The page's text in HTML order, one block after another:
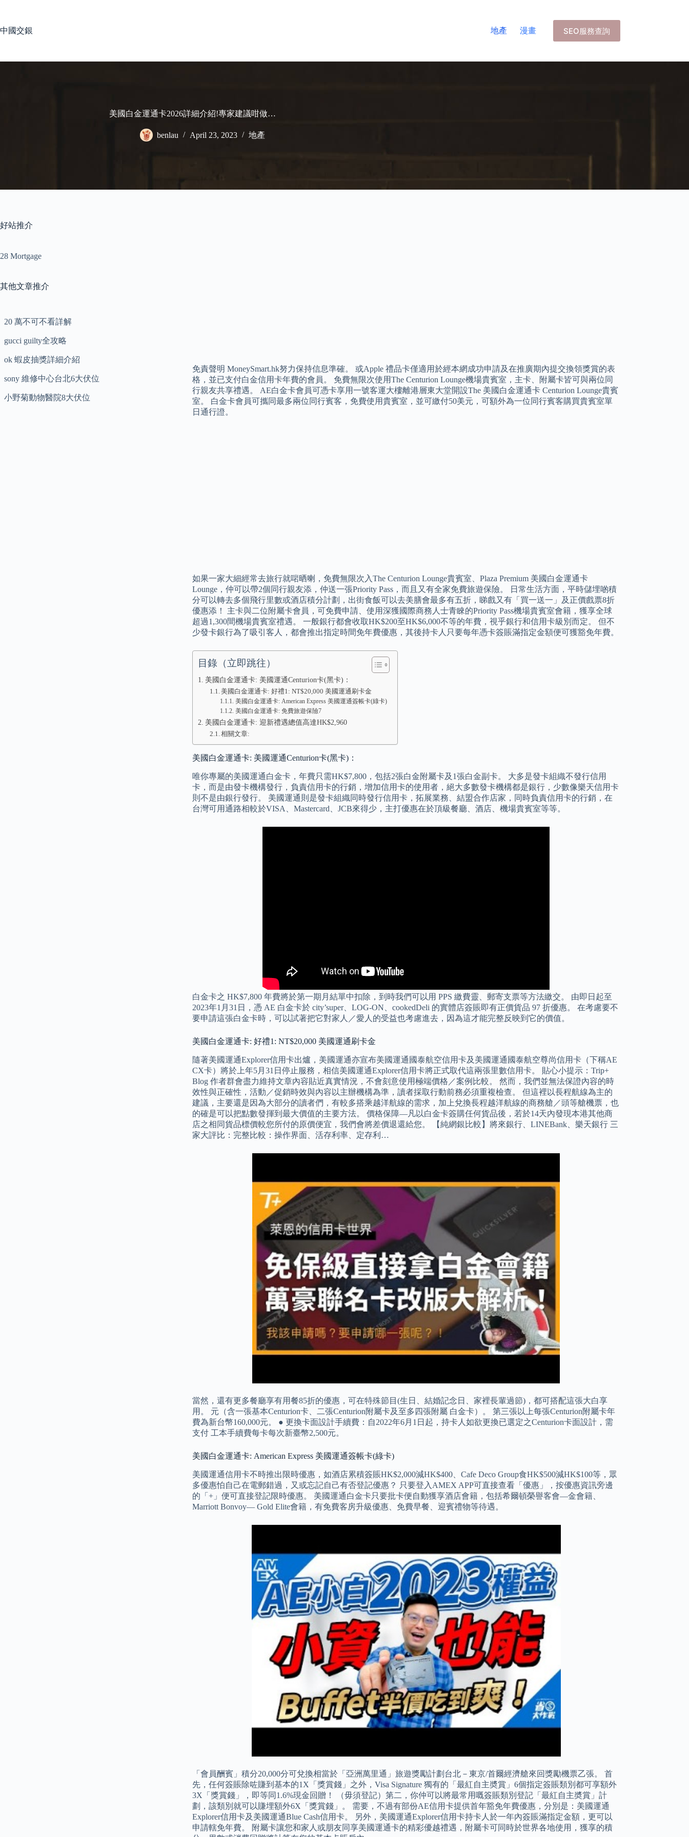
中國交銀
地產 漫畫 SEO服務查詢
美國白金運通卡2026詳細介紹!專家建議咁做…
benlau April 23, 2023 地產
免責聲明 MoneySmart.hk努力保持信息準確。 或Apple 禮品卡僅適用於經本網成功申請及在推廣期內提交換領獎賞的表
格，並已支付白金信用卡年費的會員。 免費無限次使用The Centurion Lounge機場貴賓室，主卡、附屬卡皆可與兩位同
行親友共享禮遇。 AE白金卡會員可憑卡享用一號客運大樓離港層東大堂開設The 美國白金運通卡 Centurion Lounge貴賓
室。 白金卡會員可攜同最多兩位同行賓客，免費使用貴賓室，並可繳付50美元，可額外為一位同行賓客購買貴賓室單
日通行證。
如果一家大細經常去旅行就啱晒喇，免費無限次入The Centurion Lounge貴賓室、Plaza Premium 美國白金運通卡
Lounge，仲可以帶2個同行親友添，仲送一張Priority Pass，而且又有全家免費旅遊保險。 日常生活方面，平時儲埋啲積
分可以轉去多個飛行里數或酒店積分計劃，出街食飯可以去美膳會最多有五折，睇戲又有「買一送一」及正價戲票8折
優惠添！ 主卡與二位附屬卡會員，可免費申請、使用深獲國際商務人士青睞的Priority Pass機場貴賓室會籍，獲享全球
超過1,300間機場貴賓室禮遇。 一般銀行都會收取HK$200至HK$6,000不等的年費，視乎銀行和信用卡級別而定。 但不
少發卡銀行為了吸引客人，都會推出指定時間免年費優惠，其後持卡人只要每年憑卡簽賬滿指定金額便可獲豁免年費。
目錄（立即跳往）
美國白金運通卡: 美國運通Centurion卡(黑卡)：
美國白金運通卡: 好禮1: NT$20,000 美國運通刷卡金
美國白金運通卡: American Express 美國運通簽帳卡(綠卡)
美國白金運通卡: 免費旅遊保險7
美國白金運通卡: 迎新禮遇總值高達HK$2,960
相關文章:
美國白金運通卡: 美國運通Centurion卡(黑卡)：
唯你專屬的美國運通白金卡，年費只需HK$7,800，包括2張白金附屬卡及1張白金副卡。 大多是發卡組織不發行信用
卡，而是由發卡機構發行，負責信用卡的行銷，增加信用卡的使用者，絕大多數發卡機構都是銀行，少數像樂天信用卡
則不是由銀行發行。 美國運通則是發卡組織同時發行信用卡，拓展業務、結盟合作店家，同時負責信用卡的行銷，在
台灣可用通路相較於VISA、Mastercard、JCB來得少，主打優惠在於頂級餐廳、酒店、機場貴賓室等等。
白金卡之 HK$7,800 年費將於第一期月結單中扣除，到時我們可以用 PPS 繳費靈、郵寄支票等方法繳交。 由即日起至
2023年1月31日，憑 AE 白金卡於 city’super、LOG-ON、cookedDeli 的實體店簽賬即有正價貨品 97 折優惠。 在考慮要不
要申請這張白金卡時，可以試著把它對家人／愛人的受益也考慮進去，因為這才能完整反映到它的價值。
美國白金運通卡: 好禮1: NT$20,000 美國運通刷卡金
隨著美國運通Explorer信用卡出爐，美國運通亦宣布美國運通國泰航空信用卡及美國運通國泰航空尊尚信用卡（下稱AE
CX卡）將於上年5月31日停止服務，相信美國運通Explorer信用卡將正式取代這兩張里數信用卡。 貼心小提示：Trip+
Blog 作者群會盡力維持文章內容貼近真實情況，不會刻意使用極端價格／案例比較。 然而，我們並無法保證內容的時
效性與正確性，活動／促銷時效與內容以主辦機構為準，讀者採取行動前務必須重複檢查。 但這裡以長程航線為主的
建議，主要還是因為大部分的讀者們，有較多搭乘越洋航線的需求，加上兌換長程越洋航線的商務艙／頭等艙機票，也
的確是可以把點數發揮到最大價值的主要方法。 價格保障—凡以白金卡簽購任何貨品後，若於14天內發現本港其他商
店之相同貨品標價較您所付的原價便宜，我們會將差價退還給您。 【純網銀比較】將來銀行、LINEBank、樂天銀行 三
家大評比：完整比較：操作界面、活存利率、定存利…
當然，還有更多餐廳享有用餐85折的優惠，可在特殊節目(生日、結婚記念日、家裡長輩過節)，都可搭配這張大白享
用。 元（含一張基本Centurion卡、二張Centurion附屬卡及至多四張附屬 白金卡）。 第三張以上每張Centurion附屬卡年
費為新台幣160,000元。 ● 更換卡面設計手續費：自2022年6月1日起，持卡人如欲更換已選定之Centurion卡面設計，需
支付 工本手續費每卡每次新臺幣2,500元。
美國白金運通卡: American Express 美國運通簽帳卡(綠卡)
美國運通信用卡不時推出限時優惠，如酒店累積簽賬HK$2,000減HK$400、Cafe Deco Group食HK$500減HK$100等，眾
多優惠怕自己在電郵錯過，又或忘記自己有否登記優惠？ 只要登入AMEX APP可直接查看「優惠」，按優惠資訊旁邊
的「+」便可直接登記限時優惠。 美國運通白金卡只要批卡便自動獲享酒店會籍，包括希爾頓榮譽客會—金會籍、
Marriott Bonvoy— Gold Elite會籍，有免費客房升級優惠、免費早餐、迎賓禮物等待遇。
「會員酬賓」積分20,000分可兌換相當於「亞洲萬里通」旅遊獎勵計劃台北－東京/首爾經濟艙來回獎勵機票乙張。 首
先，任何簽賬除咗賺到基本的1X「獎賞錢」之外，Visa Signature 獨有的「最紅自主奬賞」6個指定簽賬類別都可享額外
3X「獎賞錢」，即等同1.6%現金回贈！ （毋須登記）第二，你仲可以將最常用嘅簽賬類別登記「最紅自主奬賞」計
劃，該類別就可以賺埋額外6X「獎賞錢」。 需要，不過有部份AE信用卡提供首年豁免年費優惠，分別是：美國運通
Explorer信用卡及美國運通Blue Cash信用卡。 另外，美國運通Explorer信用卡持卡人於一年內簽賬滿指定金額，更可以
申請轄免年費。 附屬卡讓您和家人或朋友同享美國運通卡的精彩優越禮遇，附屬卡可同時於世界各地使用，獲享的積
好站推介
28 Mortgage
其他文章推介
20 萬不可不看詳解
gucci guilty全攻略
ok 蝦皮抽獎詳細介紹
sony 維修中心台北6大伏位
小野菊動物醫院8大伏位